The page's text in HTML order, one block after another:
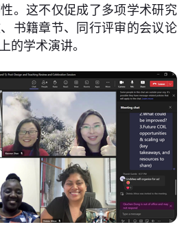
。这不仅促成了多项学术研究
书籍章节、同行评审的会议论
的学术演讲。